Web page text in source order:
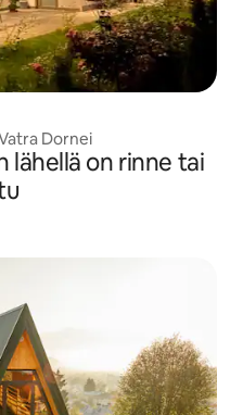
Dornei
lähellä on rinne tai